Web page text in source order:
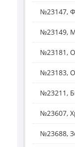
№23147,
№23149,
№23181,
№23183,
№23211,
№23607,
№23688,